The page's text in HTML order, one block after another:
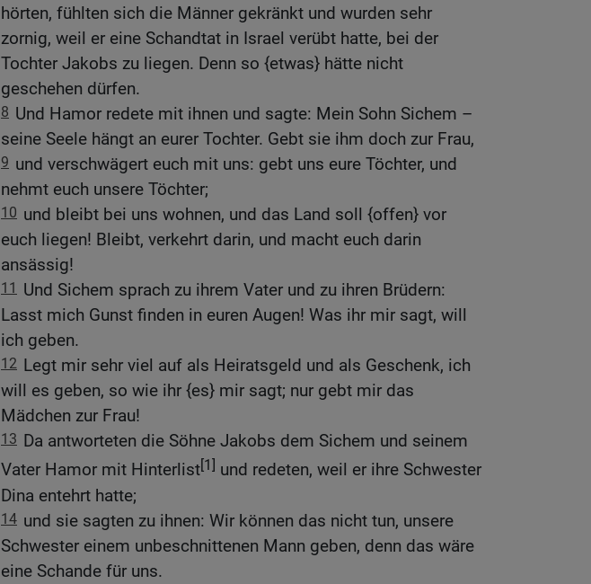
hörten, fühlten sich die Männer gekränkt und wurden sehr
zornig, weil er eine Schandtat in Israel verübt hatte, bei der
Tochter Jakobs zu liegen. Denn so {etwas} hätte nicht
geschehen dürfen.
8 Und Hamor redete mit ihnen und sagte: Mein Sohn Sichem –
seine Seele hängt an eurer Tochter. Gebt sie ihm doch zur Frau,
9 und verschwägert euch mit uns: gebt uns eure Töchter, und
nehmt euch unsere Töchter;
10 und bleibt bei uns wohnen, und das Land soll {offen} vor
euch liegen! Bleibt, verkehrt darin, und macht euch darin
ansässig!
11
Und Sichem sprach zu ihrem Vater und zu ihren Brüdern:
Lasst mich Gunst finden in euren Augen! Was ihr mir sagt, will
ich geben.
12 Legt mir sehr viel auf als Heiratsgeld und als Geschenk, ich
will es geben, so wie ihr {es} mir sagt; nur gebt mir das
Mädchen zur Frau!
13 Da antworteten die Söhne Jakobs dem Sichem und seinem
Vater Hamor mit Hinterlist[1] und redeten, weil er ihre Schwester
Dina entehrt hatte;
14 und sie sagten zu ihnen: Wir können das nicht tun, unsere
Schwester einem unbeschnittenen Mann geben, denn das wäre
eine Schande für uns.